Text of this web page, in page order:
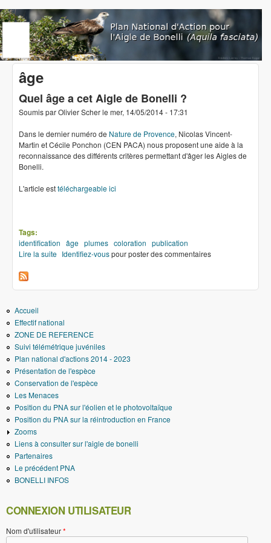
Aller au contenu principal
www.aigledebonelli.org
âge
Quel âge a cet Aigle de Bonelli ?
Soumis parOlivier Scherle mer, 14/05/2014 - 17:31
Dans le dernier numéro de Nature de Provence, Nicolas Vincent-
Martin et Cécile Ponchon (CEN PACA) nous proposent une aide à la
reconnaissance des différents critères permettant d'âger les Aigles de
Bonelli.
L'article esttéléchargeable ici
Tags:
identification âge plumes coloration publication
Lire la suite de Quel âge a cet Aigle de Bonelli ?
Identifiez-vouspour poster des commentaires
Accueil
Effectif national
ZONE DE REFERENCE
Suivi télémétrique juvéniles
Plan national d'actions 2014 - 2023
Présentation de l'espèce
Conservation de l'espèce
Les Menaces
Position du PNA sur l'éolien et le photovoltaïque
Position du PNA sur la réintroduction en France
Zooms
Liens à consulter sur l'aigle de bonelli
Partenaires
Le précédent PNA
BONELLI INFOS
CONNEXION UTILISATEUR
Nom d'utilisateur*